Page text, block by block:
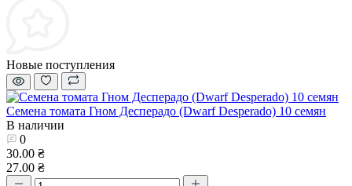
Новые поступления
Семена томата Гном Десперадо (Dwarf Desperado) 10 семян
В наличии
0
30.00 ₴
27.00 ₴